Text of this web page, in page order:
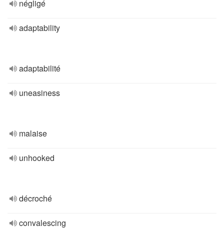
négligé
adaptability
adaptabilité
uneasiness
malaise
unhooked
décroché
convalescing